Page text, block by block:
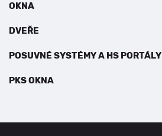
OKNA
DVEŘE
POSUVNÉ SYSTÉMY A HS PORTÁLY
PKS OKNA